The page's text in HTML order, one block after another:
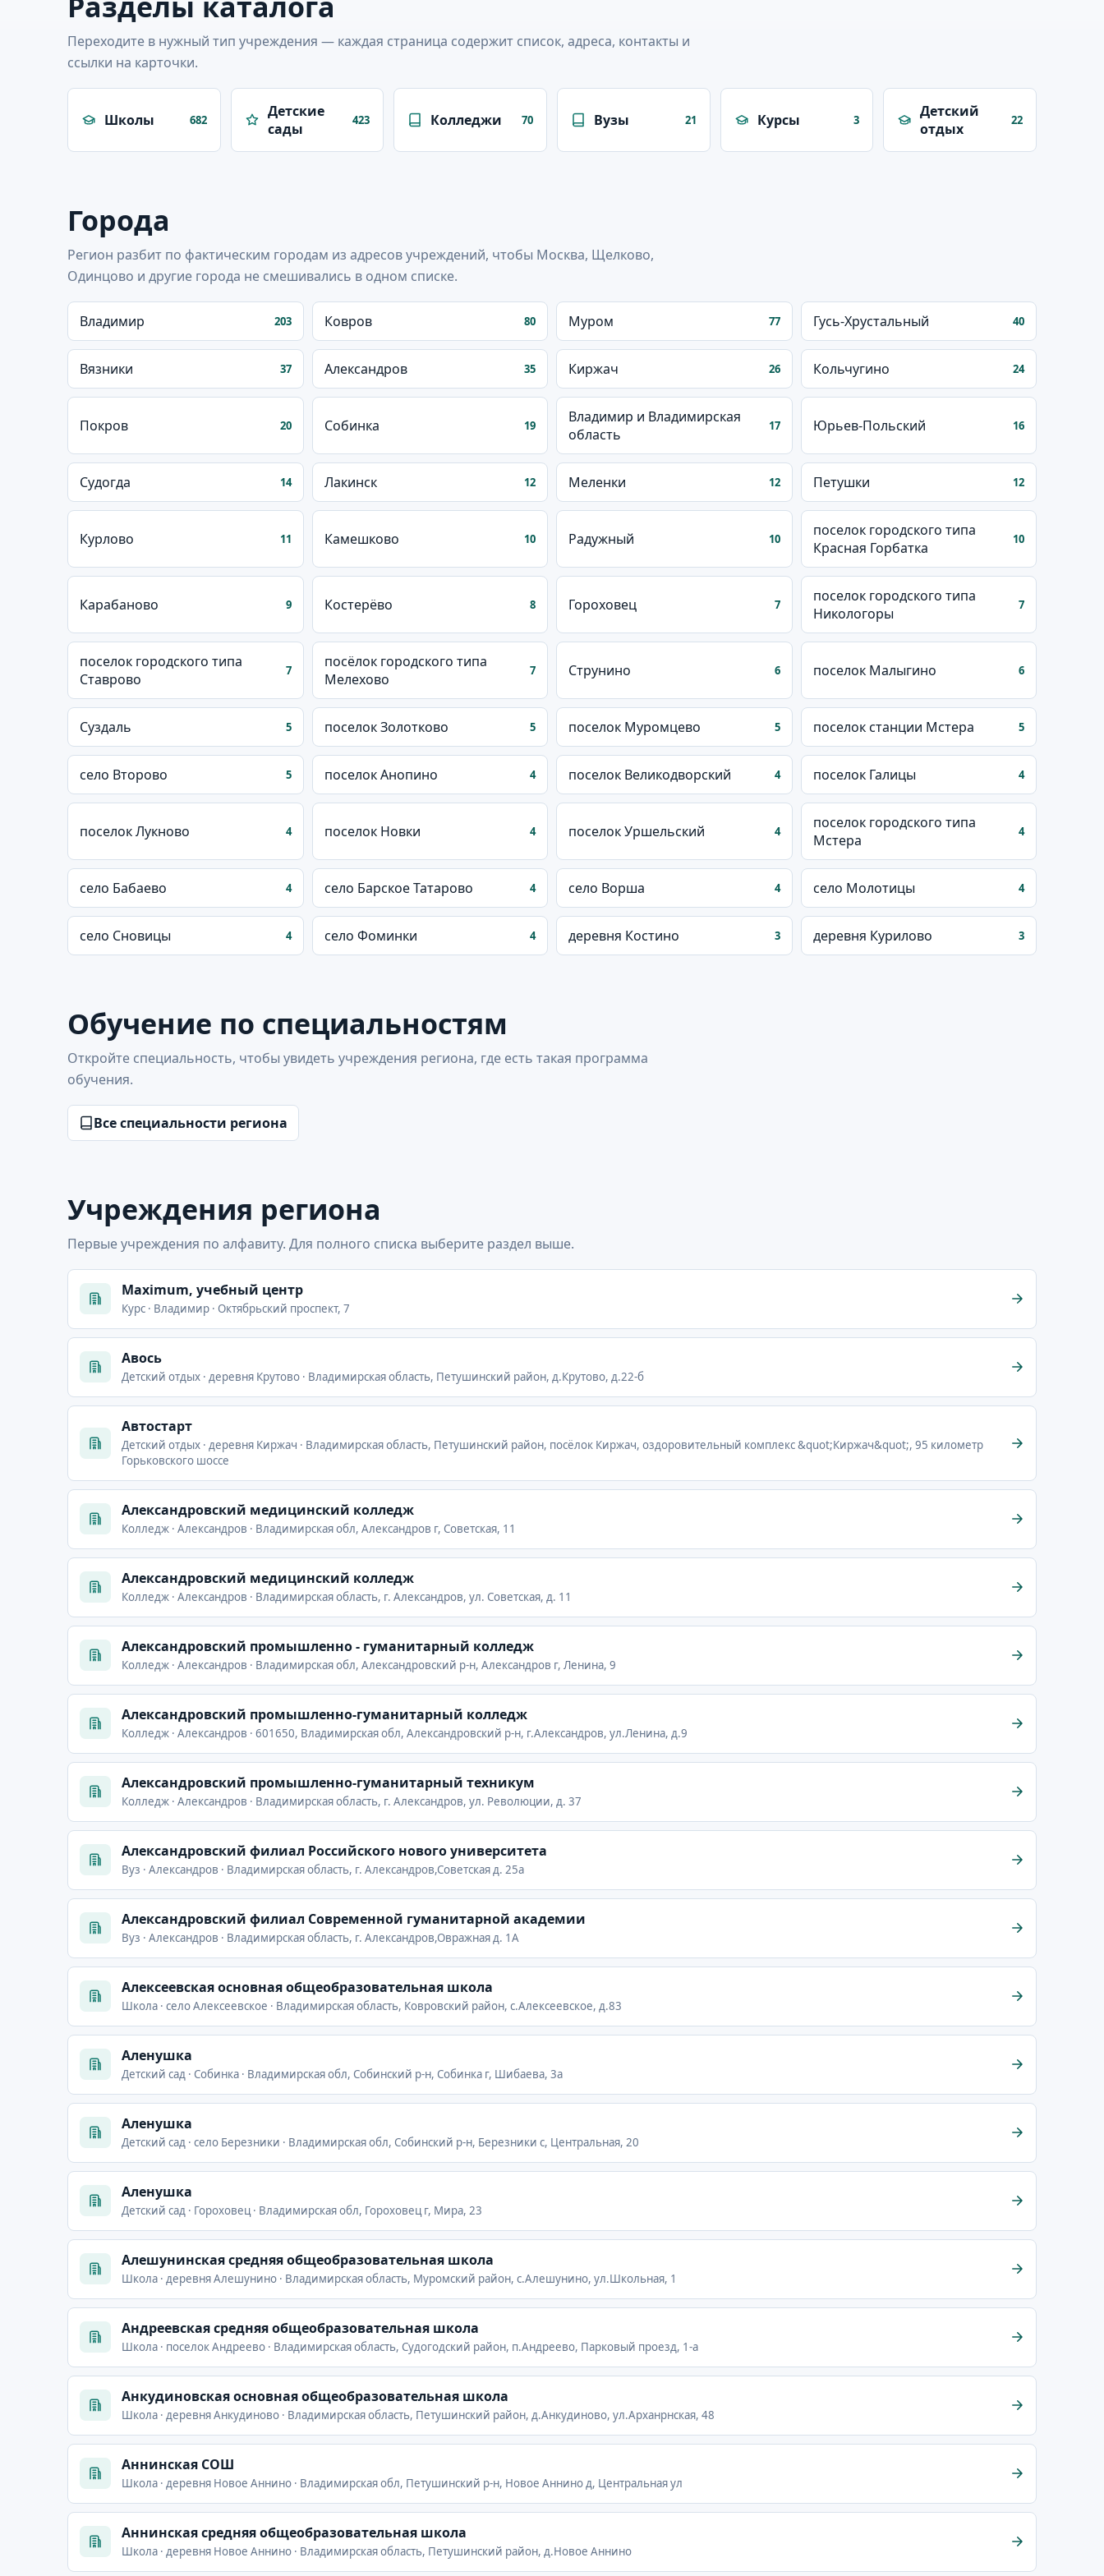
Переходите в нужный тип учреждения — каждая страница содержит список, адреса, контакты и
ссылки на карточки.
Школы 682
Детские
сады
423 Колледжи 70 Вузы 21 Курсы 3
Детский
отдых
22
Города
Регион разбит по фактическим городам из адресов учреждений, чтобы Москва, Щелково,
Одинцово и другие города не смешивались в одном списке.
Владимир 203 Ковров 80 Муром 77 Гусь-Хрустальный 40
Вязники 37 Александров 35 Киржач 26 Кольчугино 24
Покров 20 Собинка 19
Владимир и Владимирская
область
17 Юрьев-Польский 16
Судогда 14 Лакинск 12 Меленки 12 Петушки 12
Курлово 11 Камешково 10 Радужный 10
поселок городского типа
Красная Горбатка
10
Карабаново 9 Костерёво 8 Гороховец 7
поселок городского типа
Никологоры
7
поселок городского типа
Ставрово
7
посёлок городского типа
Мелехово
7 Струнино 6 поселок Малыгино 6
Суздаль 5 поселок Золотково 5 поселок Муромцево 5 поселок станции Мстера 5
село Второво 5 поселок Анопино 4 поселок Великодворский 4 поселок Галицы 4
поселок Лукново 4 поселок Новки 4 поселок Уршельский 4
поселок городского типа
Мстера
4
село Бабаево 4 село Барское Татарово 4 село Ворша 4 село Молотицы 4
село Сновицы 4 село Фоминки 4 деревня Костино 3 деревня Курилово 3
Обучение по специальностям
Откройте специальность, чтобы увидеть учреждения региона, где есть такая программа
обучения.
Все специальности региона
Учреждения региона
Первые учреждения по алфавиту. Для полного списка выберите раздел выше.
Maximum, учебный центр
Курс · Владимир · Октябрьский проспект, 7
Авось
Детский отдых · деревня Крутово · Владимирская область, Петушинский район, д.Крутово, д.22-б
Автостарт
Детский отдых · деревня Киржач · Владимирская область, Петушинский район, посёлок Киржач, оздоровительный комплекс &quot;Киржач&quot;, 95 километр
Горьковского шоссе
Александровский медицинский колледж
Колледж · Александров · Владимирская обл, Александров г, Советская, 11
Александровский медицинский колледж
Колледж · Александров · Владимирская область, г. Александров, ул. Советская, д. 11
Александровский промышленно - гуманитарный колледж
Колледж · Александров · Владимирская обл, Александровский р-н, Александров г, Ленина, 9
Александровский промышленно-гуманитарный колледж
Колледж · Александров · 601650, Владимирская обл, Александровский р-н, г.Александров, ул.Ленина, д.9
Александровский промышленно-гуманитарный техникум
Колледж · Александров · Владимирская область, г. Александров, ул. Революции, д. 37
Александровский филиал Российского нового университета
Вуз · Александров · Владимирская область, г. Александров,Советская д. 25а
Александровский филиал Современной гуманитарной академии
Вуз · Александров · Владимирская область, г. Александров,Овражная д. 1А
Алексеевская основная общеобразовательная школа
Школа · село Алексеевское · Владимирская область, Ковровский район, с.Алексеевское, д.83
Аленушка
Детский сад · Собинка · Владимирская обл, Собинский р-н, Собинка г, Шибаева, 3а
Аленушка
Детский сад · село Березники · Владимирская обл, Собинский р-н, Березники с, Центральная, 20
Аленушка
Детский сад · Гороховец · Владимирская обл, Гороховец г, Мира, 23
Алешунинская средняя общеобразовательная школа
Школа · деревня Алешунино · Владимирская область, Муромский район, с.Алешунино, ул.Школьная, 1
Андреевская средняя общеобразовательная школа
Школа · поселок Андреево · Владимирская область, Судогодский район, п.Андреево, Парковый проезд, 1-а
Анкудиновская основная общеобразовательная школа
Школа · деревня Анкудиново · Владимирская область, Петушинский район, д.Анкудиново, ул.Арханрнская, 48
Аннинская СОШ
Школа · деревня Новое Аннино · Владимирская обл, Петушинский р-н, Новое Аннино д, Центральная ул
Аннинская средняя общеобразовательная школа
Школа · деревня Новое Аннино · Владимирская область, Петушинский район, д.Новое Аннино